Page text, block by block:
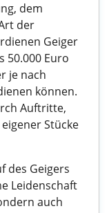
dem
der
Geiger
50.000 Euro
je nach
können.
Auftritte,
Stücke
des Geigers
Leidenschaft
auch